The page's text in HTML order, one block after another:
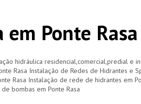
Ponte Rasa
hidráulica residencial,comercial,predial e
Rasa Instalação de Redes de Hidrantes e
Rasa Instalação de rede de hidrantes em
bombas em Ponte Rasa